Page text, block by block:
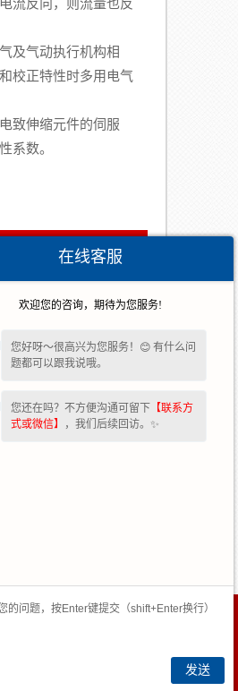
流反向，则流量也反
及气动执行机构相
校正特性时多用电气
致伸缩元件的伺服
系数。
-2
伺服阀.
在线客服
欢迎您的咨询，期待为您服务!
您好呀～很高兴为您服务！😊 有什么问
题都可以跟我说哦。
您还在吗？不方便沟通可留下 【联系方
式或微信】
，我们后续回访。✨
发送